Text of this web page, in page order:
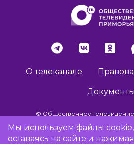
О телеканале
Документы
© Общественное
Мы используем файлы cookie,
оставаясь на сайте и нажимая